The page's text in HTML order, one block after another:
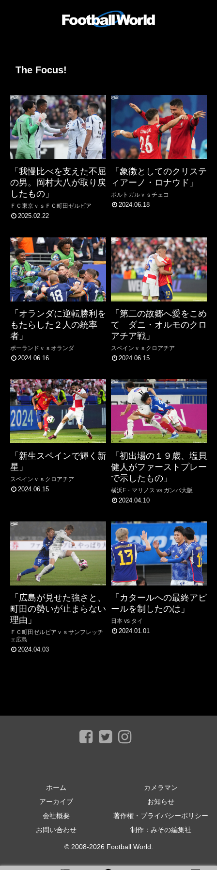
The Focus!
「我慢比べを支えた不屈
の男。岡村大八が取り戻
したもの」
ＦＣ東京ｖｓＦＣ町田ゼルビア
2025.02.22
「象徴としてのクリステ
ィアーノ・ロナウド」
ポルトガルｖｓチェコ
2024.06.18
「オランダに逆転勝利を
もたらした２人の統率
者」
ポーランドｖｓオランダ
2024.06.16
「第二の故郷へ愛をこめ
て ダニ・オルモのクロ
アチア戦」
スペインｖｓクロアチア
2024.06.15
「新生スペインで輝く新
星」
スペインｖｓクロアチア
2024.06.15
「初出場の１９歳、塩貝
健人がファーストプレー
で示したもの」
横浜F・マリノス vs ガンバ大阪
2024.04.10
「広島が見せた強さと、
町田の勢いが止まらない
理由」
ＦＣ町田ゼルビアｖｓサンフレッチ
ェ広島
2024.04.03
「カタールへの最終アピ
ールを制したのは」
日本 vs タイ
2024.01.01
ホーム
カメラマン
アーカイブ
お知らせ
会社概要
著作権・プライバシーポリシー
お問い合わせ
制作：みその編集社
© 2008-2026 Football World.